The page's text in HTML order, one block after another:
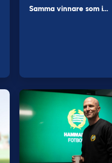
Samma vinnare som i…